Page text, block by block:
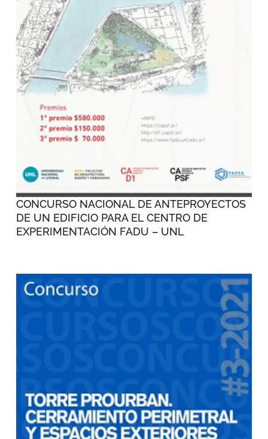
CONCURSO NACIONAL DE ANTEPROYECTOS
DE UN EDIFICIO PARA EL CENTRO DE
EXPERIMENTACIÓN FADU – UNL